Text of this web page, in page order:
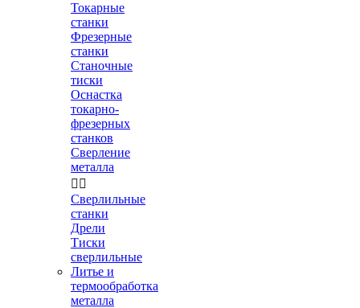
Токарные
станки
Фрезерные
станки
Станочные
тиски
Оснастка
токарно-
фрезерных
станков
Сверление
металла
 
Сверлильные
станки
Дрели
Тиски
сверлильные
Литье и
термообработка
металла